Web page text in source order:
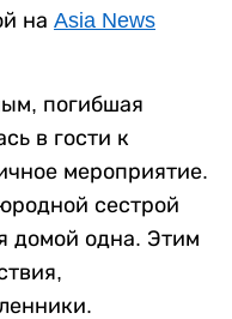
на Asia News
погибшая
в гости к
мероприятие.
сестрой
домой одна. Этим